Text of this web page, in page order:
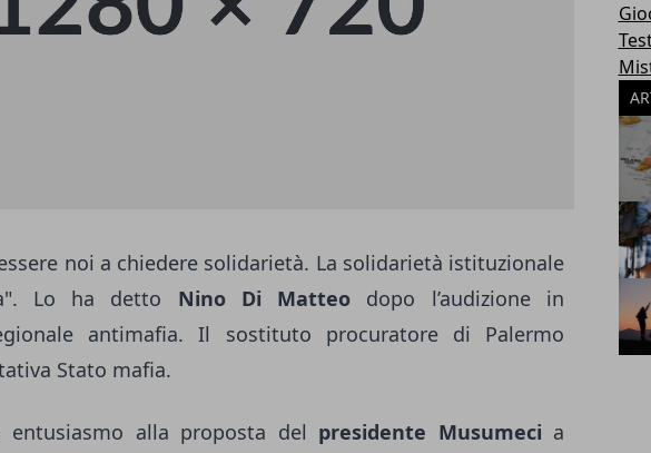
noi a chiedere solidarietà. La solidarietà istituzionale
Lo ha detto Nino Di Matteo dopo l’audizione in
antimafia. Il sostituto procuratore di Palermo
Stato mafia.
alla proposta del presidente Musumeci a